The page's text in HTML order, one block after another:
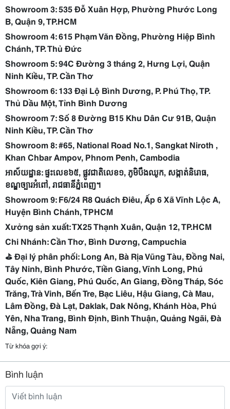
Showroom 3: 535 Đỗ Xuân Hợp, Phường Phước Long
B, Quận 9, TP.HCM
Showroom 4: 615 Phạm Văn Đồng, Phường Hiệp Bình
Chánh, TP. Thủ Đức
Showroom 5: 94C Đường 3 tháng 2, Hưng Lợi, Quận
Ninh Kiều, TP. Cần Thơ
Showroom 6: 133 Đại Lộ Bình Dương, P. Phú Thọ, TP.
Thủ Dầu Một, Tỉnh Bình Dương
Showroom 7: Số 8 Đường B15 Khu Dân Cư 91B, Quận
Ninh Kiều, TP. Cần Thơ
Showroom 8: #65, National Road No.1, Sangkat Niroth ,
Khan Chbar Ampov, Phnom Penh, Cambodia
អាស័យដ្ឋាន:ផ្ទះលេខ៦៥,ផ្លូវជាតិលេខ១,ភូមិបឹងឈូក, សង្កាត់និរោធ,
ខណ្ឌច្បារអំពៅ,រាជធានីភ្នំពេញ។
Showroom 9: F6/24 R8 Quách Điêu, Ấp 6 Xã Vĩnh Lộc A,
Huyện Bình Chánh, TPHCM
Xưởng sản xuất: TX25 Thạnh Xuân, Quận 12, TP.HCM
Chi Nhánh: Cần Thơ, Bình Dương, Campuchia
⛳️ Đại lý phân phối: Long An, Bà Rịa Vũng Tàu, Đồng Nai,
Tây Ninh, Bình Phước, Tiền Giang, Vĩnh Long, Phú
Quốc, Kiên Giang, Phú Quốc, An Giang, Đồng Tháp, Sóc
Trăng, Trà Vinh, Bến Tre, Bạc Liêu, Hậu Giang, Cà Mau,
Lâm Đồng, Đà Lạt, Daklak, Dak Nông, Khánh Hòa, Phú
Yên, Nha Trang, Bình Định, Bình Thuận, Quảng Ngãi, Đà
Nẵng, Quảng Nam
Từ khóa gợi ý:
Bình luận